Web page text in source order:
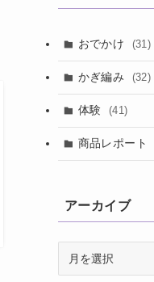
おでかけ (31)
かぎ編み (32)
体験 (41)
商品レポート
アーカイブ